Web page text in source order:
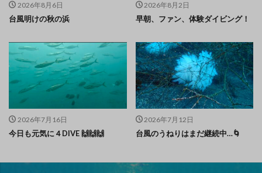
2026年8月6日
台風明けの秋の浜
2026年8月2日
早朝、ファン、体験ダイビング！
2026年7月16日
今日も元気に４DIVE 🙌🙌🙌
2026年7月12日
台風のうねりはまだ継続中…🌀